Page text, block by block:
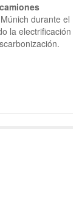
camiones
durante el
la electrificación